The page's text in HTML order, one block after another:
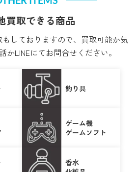
買取できる商品
しておりますので、買取可能か気
かLINEにてお問合せください。
釣り具
ゲーム機
ゲームソフト
香水